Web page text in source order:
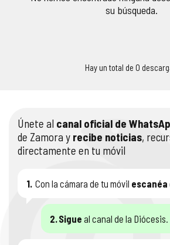
su búsqueda.
Hay un total de 0
Únete al canal oficial de
de Zamora y recibe noticias,
directamente en tu móvil
1. Con la cámara de tu móvil escanéa
2.Sigue al canal de la Diócesis.
PREGUNTAS FRECUENTES